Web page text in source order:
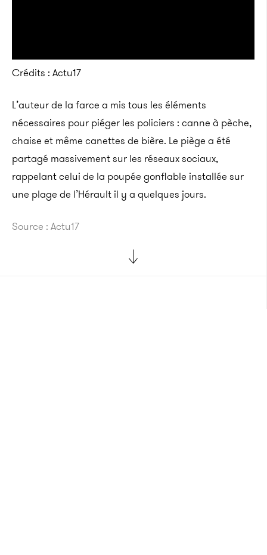
Crédits : Actu17
L’auteur de la farce a mis tous les éléments
nécessaires pour piéger les policiers : canne à pèche,
chaise et même canettes de bière. Le piège a été
partagé massivement sur les réseaux sociaux,
rappelant celui de la poupée gonflable installée sur
une plage de l’Hérault il y a quelques jours.
Source : Actu17